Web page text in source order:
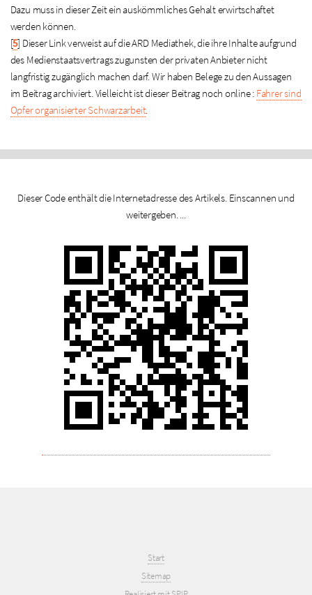
Dazu muss in dieser Zeit ein auskömmliches Gehalt erwirtschaftet
werden können.
[5] Dieser Link verweist auf die ARD Mediathek, die ihre Inhalte aufgrund
des Medienstaatsvertrags zugunsten der privaten Anbieter nicht
langfristig zugänglich machen darf. Wir haben Belege zu den Aussagen
im Beitrag archiviert. Vielleicht ist dieser Beitrag noch online : Fahrer sind
Opfer organisierter Schwarzarbeit.
Dieser Code enthält die Internetadresse des Artikels. Einscannen und
weitergeben. ...
Start
Sitemap